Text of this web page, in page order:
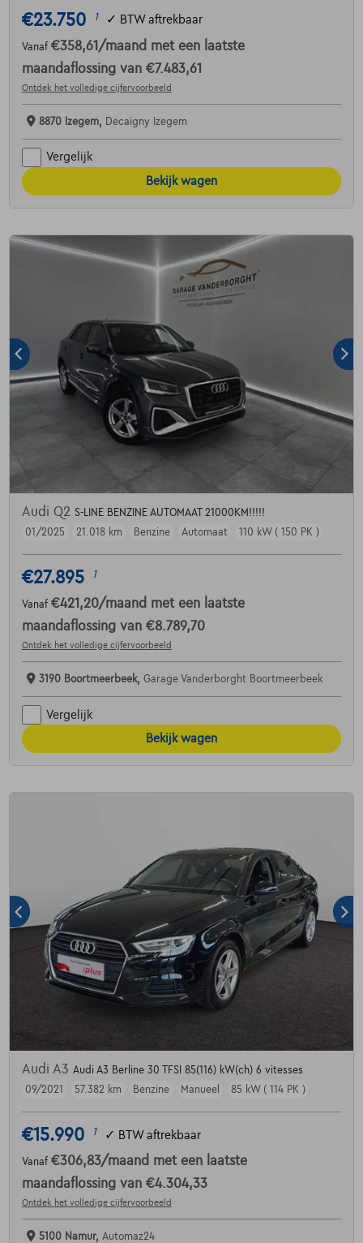
€23.750 1 ✓ BTW aftrekbaar
Vanaf €358,61 /maand met een laatste
maandaflossing van €7.483,61
Ontdek het volledige cijfervoorbeeld
8870 Izegem, Decaigny Izegem
Vergelijk
Bekijk wagen
Audi Q2 S-LINE BENZINE AUTOMAAT 21000KM!!!!!
01/2025
21.018 km Benzine Automaat 110 kW ( 150 PK )
€27.895 1
Vanaf €421,20/maand met een laatste
maandaflossing van €8.789,70
Ontdek het volledige cijfervoorbeeld
3190 Boortmeerbeek, Garage Vanderborght Boortmeerbeek
Vergelijk
Bekijk wagen
Audi A3 Audi A3 Berline 30 TFSI 85(116) kW(ch) 6 vitesses
09/2021
57.382 km Benzine Manueel 85 kW ( 114 PK )
€15.990 1 ✓ BTW aftrekbaar
Vanaf €306,83/maand met een laatste
maandaflossing van €4.304,33
Ontdek het volledige cijfervoorbeeld
5100 Namur, Automaz24